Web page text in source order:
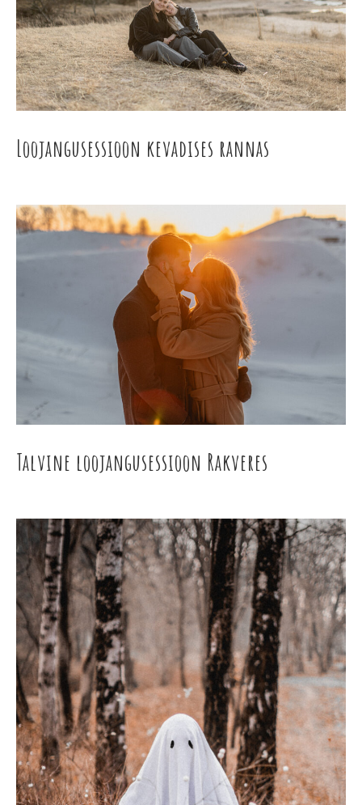
Loojangusessioon kevadises rannas
Talvine loojangusessioon Rakveres